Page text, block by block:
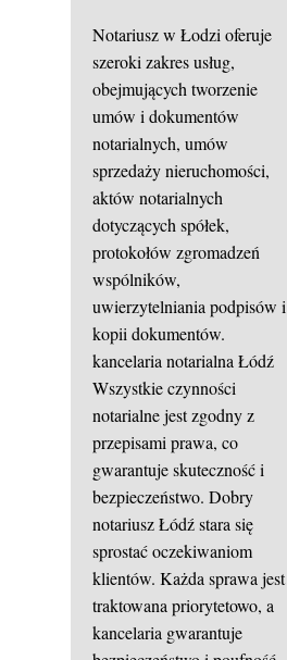
Notariusz w Łodzi oferuje
szeroki zakres usług,
obejmujących tworzenie
umów i dokumentów
notarialnych, umów
sprzedaży nieruchomości,
aktów notarialnych
dotyczących spółek,
protokołów zgromadzeń
wspólników,
uwierzytelniania podpisów i
kopii dokumentów.
kancelaria notarialna Łódź
Wszystkie czynności
notarialne jest zgodny z
przepisami prawa, co
gwarantuje skuteczność i
bezpieczeństwo. Dobry
notariusz Łódź stara się
sprostać oczekiwaniom
klientów. Każda sprawa jest
traktowana priorytetowo, a
kancelaria gwarantuje